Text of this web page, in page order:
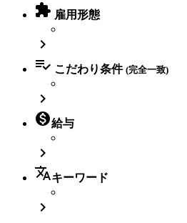
 雇用形態

 こだわり条件 (完全一致)

給与

translateキーワード
